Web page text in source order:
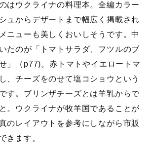
はウクライナの料理本。全編カラー
ュからデザートまで幅広く掲載され
ニューも美しくおいしそうです。中
たのが「トマトサラダ、フツルのブ
」（p77)。赤トマトやイエロートマ
、チーズをのせて塩コショウという
す。ブリンザチーズとは羊乳からで
。ウクライナが牧羊国であることが
のレイアウトを参考にしながら市販
きます。